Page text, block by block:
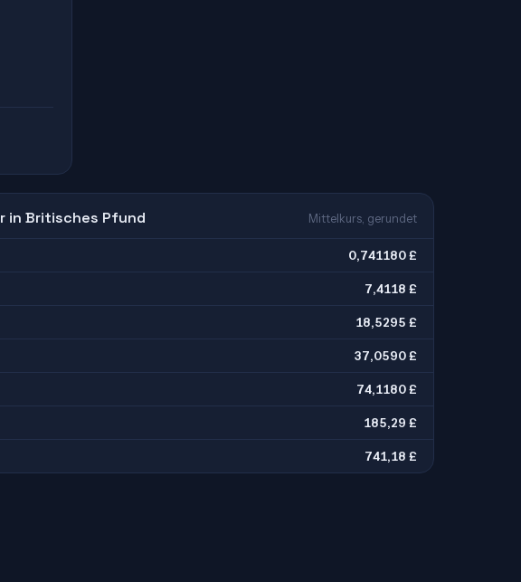
in Britisches Pfund Mittelkurs, gerundet
0,741180 £
7,4118 £
18,5295 £
37,0590 £
74,1180 £
185,29 £
741,18 £